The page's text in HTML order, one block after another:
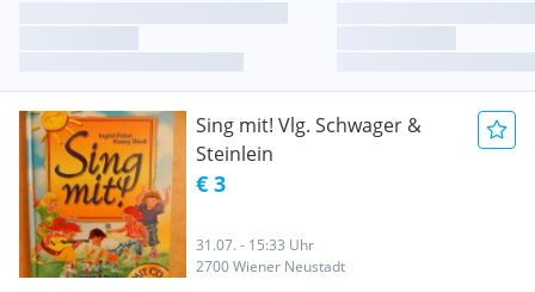
Sing mit! Vlg. Schwager &
Steinlein
€ 3
31.07. - 15:33 Uhr
2700 Wiener Neustadt